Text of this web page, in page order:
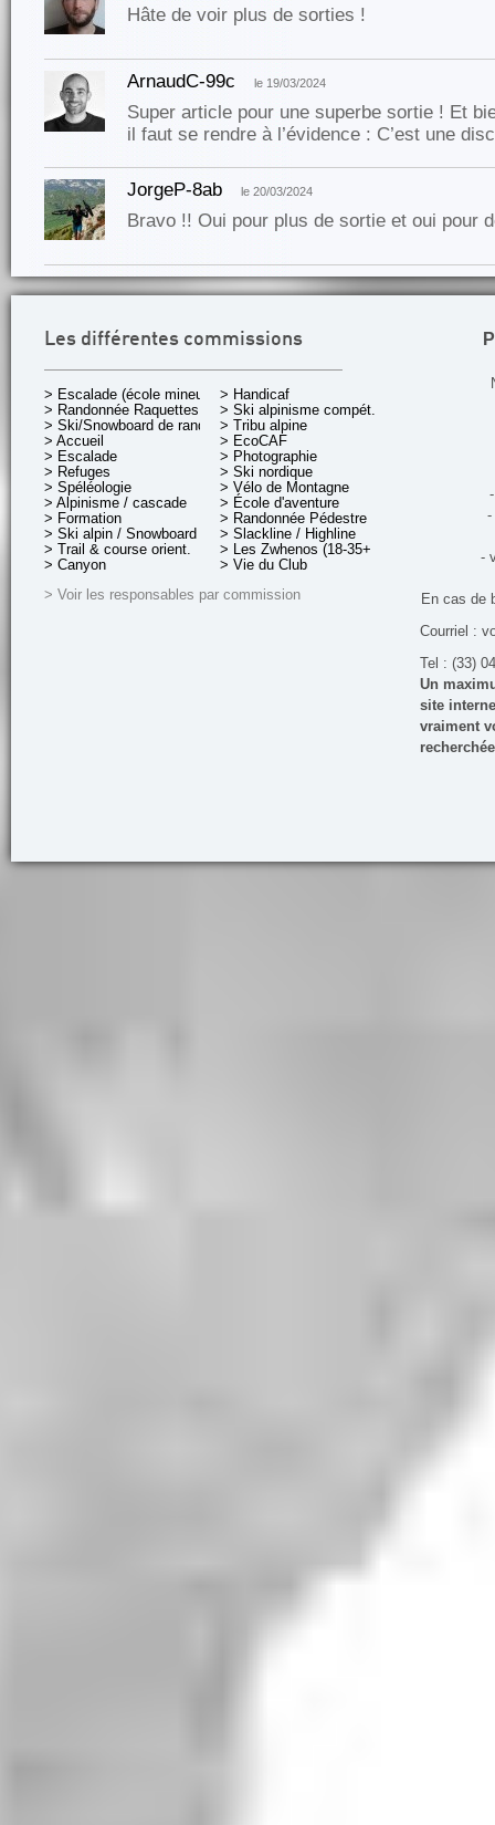
Hâte de voir plus de sorties !
ArnaudC-99c le 19/03/2024
Super article pour une superbe sortie ! Et
il faut se rendre à l’évidence : C’est une
JorgeP-8ab le 20/03/2024
Bravo !! Oui pour plus de sortie et oui pour
Les différentes commissions
> Escalade (école mineurs)
> Randonnée Raquettes
> Ski/Snowboard de rando.
> Accueil
> Escalade
> Refuges
> Spéléologie
> Alpinisme / cascade
> Formation
> Ski alpin / Snowboard
> Trail & course orient.
> Canyon
> Handicaf
> Ski alpinisme compét.
> Tribu alpine
> EcoCAF
> Photographie
> Ski nordique
> Vélo de Montagne
> École d'aventure
> Randonnée Pédestre
> Slackline / Highline
> Les Zwhenos (18-35+ ans)
> Vie du Club
> Voir les responsables par commission
-
-
En cas de
Courriel :
Tel : (33)
Un
site
vraiment